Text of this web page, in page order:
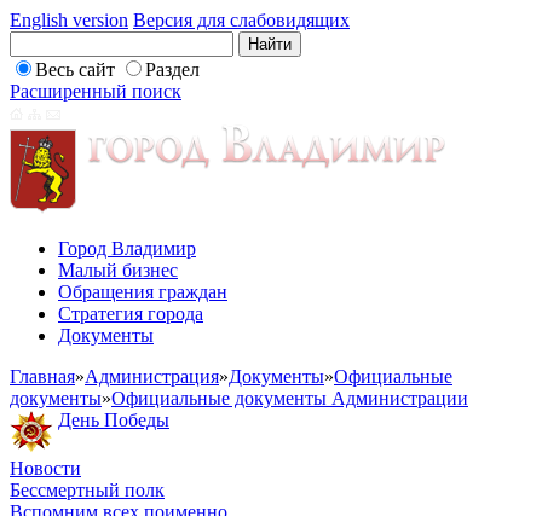
English version Версия для слабовидящих
Весь сайт
Раздел
Расширенный поиск
Город Владимир
Малый бизнес
Обращения граждан
Стратегия города
Документы
Главная»Администрация»Документы»Официальные
документы»Официальные документы Администрации
День Победы
Новости
Бессмертный полк
Вспомним всех поименно